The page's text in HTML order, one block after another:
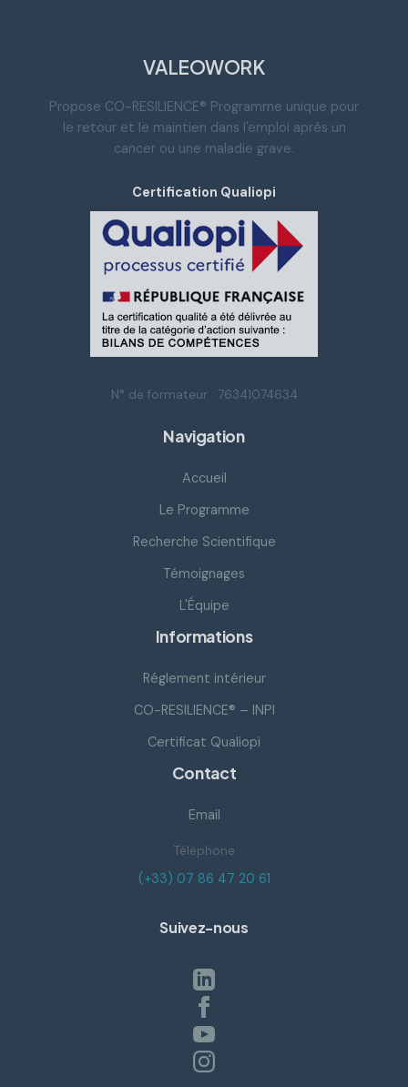
VALEOWORK
Propose CO-RESILIENCE® Programme unique pour
le retour et le maintien dans l'emploi après un
cancer ou une maladie grave.
Certification Qualiopi
N° de formateur : 76341074634
Navigation
Accueil
Le Programme
Recherche Scientifique
Témoignages
L'Équipe
Informations
Réglement intérieur
CO-RESILIENCE® – INPI
Certificat Qualiopi
Contact
Email
Téléphone
Suivez-nous